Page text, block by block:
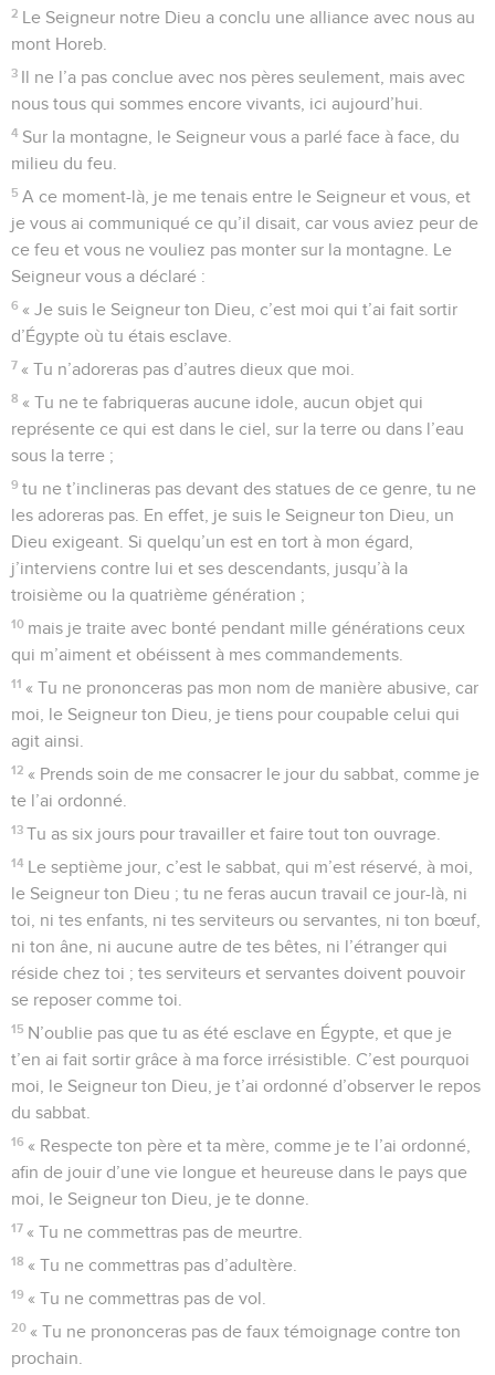
2 Le Seigneur notre Dieu a conclu une alliance avec nous au
mont Horeb.
3 Il ne l’a pas conclue avec nos pères seulement, mais avec
nous tous qui sommes encore vivants, ici aujourd’hui.
4 Sur la montagne, le Seigneur vous a parlé face à face, du
milieu du feu.
5 A ce moment-là, je me tenais entre le Seigneur et vous, et
je vous ai communiqué ce qu’il disait, car vous aviez peur de
ce feu et vous ne vouliez pas monter sur la montagne. Le
Seigneur vous a déclaré :
6 « Je suis le Seigneur ton Dieu, c’est moi qui t’ai fait sortir
d’Égypte où tu étais esclave.
7 « Tu n’adoreras pas d’autres dieux que moi.
8 « Tu ne te fabriqueras aucune idole, aucun objet qui
représente ce qui est dans le ciel, sur la terre ou dans l’eau
sous la terre ;
9 tu ne t’inclineras pas devant des statues de ce genre, tu ne
les adoreras pas. En effet, je suis le Seigneur ton Dieu, un
Dieu exigeant. Si quelqu’un est en tort à mon égard,
j’interviens contre lui et ses descendants, jusqu’à la
troisième ou la quatrième génération ;
10 mais je traite avec bonté pendant mille générations ceux
qui m’aiment et obéissent à mes commandements.
11 « Tu ne prononceras pas mon nom de manière abusive, car
moi, le Seigneur ton Dieu, je tiens pour coupable celui qui
agit ainsi.
12 « Prends soin de me consacrer le jour du sabbat, comme je
te l’ai ordonné.
13 Tu as six jours pour travailler et faire tout ton ouvrage.
14 Le septième jour, c’est le sabbat, qui m’est réservé, à moi,
le Seigneur ton Dieu ; tu ne feras aucun travail ce jour-là, ni
toi, ni tes enfants, ni tes serviteurs ou servantes, ni ton bœuf,
ni ton âne, ni aucune autre de tes bêtes, ni l’étranger qui
réside chez toi ; tes serviteurs et servantes doivent pouvoir
se reposer comme toi.
15 N’oublie pas que tu as été esclave en Égypte, et que je
t’en ai fait sortir grâce à ma force irrésistible. C’est pourquoi
moi, le Seigneur ton Dieu, je t’ai ordonné d’observer le repos
du sabbat.
16 « Respecte ton père et ta mère, comme je te l’ai ordonné,
afin de jouir d’une vie longue et heureuse dans le pays que
moi, le Seigneur ton Dieu, je te donne.
17 « Tu ne commettras pas de meurtre.
18 « Tu ne commettras pas d’adultère.
19 « Tu ne commettras pas de vol.
20 « Tu ne prononceras pas de faux témoignage contre ton
prochain.